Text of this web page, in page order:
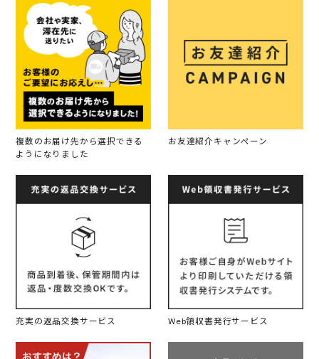
複数のお届け先から選択できる
ようになりました
お友達紹介キャンペーン
充実の返品交換サービス Web領収書発行サービス